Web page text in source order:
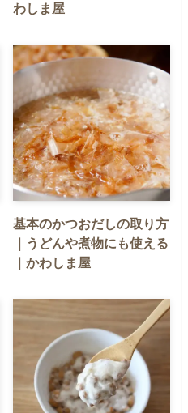
わしま屋
基本のかつおだしの取り方
｜うどんや煮物にも使える
｜かわしま屋